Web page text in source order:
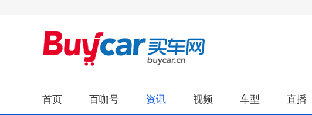
首页 百咖号 资讯 视频 车型 直播